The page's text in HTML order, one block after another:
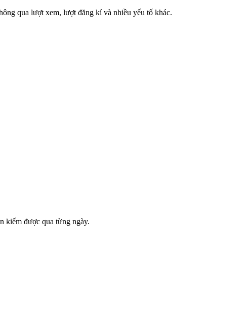
qua lượt xem, lượt đăng kí và nhiều yếu tố khác.
kiếm được qua từng ngày.